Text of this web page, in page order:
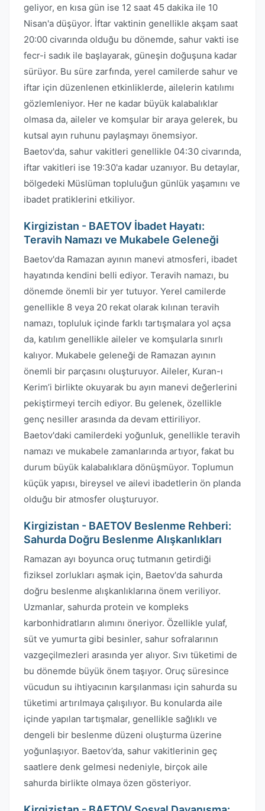
geliyor, en kısa gün ise 12 saat 45 dakika ile 10
Nisan'a düşüyor. İftar vaktinin genellikle akşam saat
20:00 civarında olduğu bu dönemde, sahur vakti ise
fecr-i sadık ile başlayarak, güneşin doğuşuna kadar
sürüyor. Bu süre zarfında, yerel camilerde sahur ve
iftar için düzenlenen etkinliklerde, ailelerin katılımı
gözlemleniyor. Her ne kadar büyük kalabalıklar
olmasa da, aileler ve komşular bir araya gelerek, bu
kutsal ayın ruhunu paylaşmayı önemsiyor.
Baetov'da, sahur vakitleri genellikle 04:30 civarında,
iftar vakitleri ise 19:30'a kadar uzanıyor. Bu detaylar,
bölgedeki Müslüman topluluğun günlük yaşamını ve
ibadet pratiklerini etkiliyor.
Kirgizistan - BAETOV İbadet Hayatı:
Teravih Namazı ve Mukabele Geleneği
Baetov'da Ramazan ayının manevi atmosferi, ibadet
hayatında kendini belli ediyor. Teravih namazı, bu
dönemde önemli bir yer tutuyor. Yerel camilerde
genellikle 8 veya 20 rekat olarak kılınan teravih
namazı, topluluk içinde farklı tartışmalara yol açsa
da, katılım genellikle aileler ve komşularla sınırlı
kalıyor. Mukabele geleneği de Ramazan ayının
önemli bir parçasını oluşturuyor. Aileler, Kuran-ı
Kerim’i birlikte okuyarak bu ayın manevi değerlerini
pekiştirmeyi tercih ediyor. Bu gelenek, özellikle
genç nesiller arasında da devam ettiriliyor.
Baetov'daki camilerdeki yoğunluk, genellikle teravih
namazı ve mukabele zamanlarında artıyor, fakat bu
durum büyük kalabalıklara dönüşmüyor. Toplumun
küçük yapısı, bireysel ve ailevi ibadetlerin ön planda
olduğu bir atmosfer oluşturuyor.
Kirgizistan - BAETOV Beslenme Rehberi:
Sahurda Doğru Beslenme Alışkanlıkları
Ramazan ayı boyunca oruç tutmanın getirdiği
fiziksel zorlukları aşmak için, Baetov'da sahurda
doğru beslenme alışkanlıklarına önem veriliyor.
Uzmanlar, sahurda protein ve kompleks
karbonhidratların alımını öneriyor. Özellikle yulaf,
süt ve yumurta gibi besinler, sahur sofralarının
vazgeçilmezleri arasında yer alıyor. Sıvı tüketimi de
bu dönemde büyük önem taşıyor. Oruç süresince
vücudun su ihtiyacının karşılanması için sahurda su
tüketimi artırılmaya çalışılıyor. Bu konularda aile
içinde yapılan tartışmalar, genellikle sağlıklı ve
dengeli bir beslenme düzeni oluşturma üzerine
yoğunlaşıyor. Baetov’da, sahur vakitlerinin geç
saatlere denk gelmesi nedeniyle, birçok aile
sahurda birlikte olmaya özen gösteriyor.